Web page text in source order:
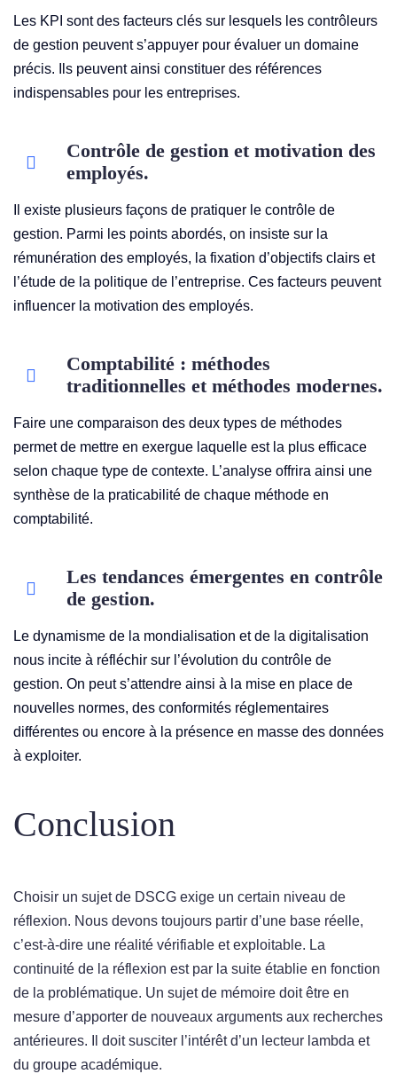
Les KPI sont des facteurs clés sur lesquels les contrôleurs
de gestion peuvent s’appuyer pour évaluer un domaine
précis. Ils peuvent ainsi constituer des références
indispensables pour les entreprises.
Contrôle de gestion et motivation des
employés.
Il existe plusieurs façons de pratiquer le contrôle de
gestion. Parmi les points abordés, on insiste sur la
rémunération des employés, la fixation d’objectifs clairs et
l’étude de la politique de l’entreprise. Ces facteurs peuvent
influencer la motivation des employés.
Comptabilité : méthodes
traditionnelles et méthodes modernes.
Faire une comparaison des deux types de méthodes
permet de mettre en exergue laquelle est la plus efficace
selon chaque type de contexte. L’analyse offrira ainsi une
synthèse de la praticabilité de chaque méthode en
comptabilité.
Les tendances émergentes en contrôle
de gestion.
Le dynamisme de la mondialisation et de la digitalisation
nous incite à réfléchir sur l’évolution du contrôle de
gestion. On peut s’attendre ainsi à la mise en place de
nouvelles normes, des conformités réglementaires
différentes ou encore à la présence en masse des données
à exploiter.
Conclusion
Choisir un sujet de DSCG exige un certain niveau de
réflexion. Nous devons toujours partir d’une base réelle,
c’est-à-dire une réalité vérifiable et exploitable. La
continuité de la réflexion est par la suite établie en fonction
de la problématique. Un sujet de mémoire doit être en
mesure d’apporter de nouveaux arguments aux recherches
antérieures. Il doit susciter l’intérêt d’un lecteur lambda et
du groupe académique.